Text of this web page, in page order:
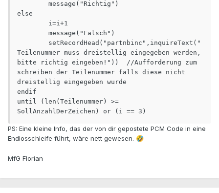
else
Teilenummer muss dreistellig eingegeben werden,
bitte richtig eingeben!"))  //Aufforderung zum
schreiben der Teilenummer falls diese nicht
dreistellig eingegeben wurde
endif
until (len(Teilenummer) >=
SollAnzahlDerZeichen) or (i == 3)
PS: Eine kleine Info, das der von dir gepostete PCM Code in eine
Endlosschleife führt, wäre nett gewesen. 🤣
MfG Florian